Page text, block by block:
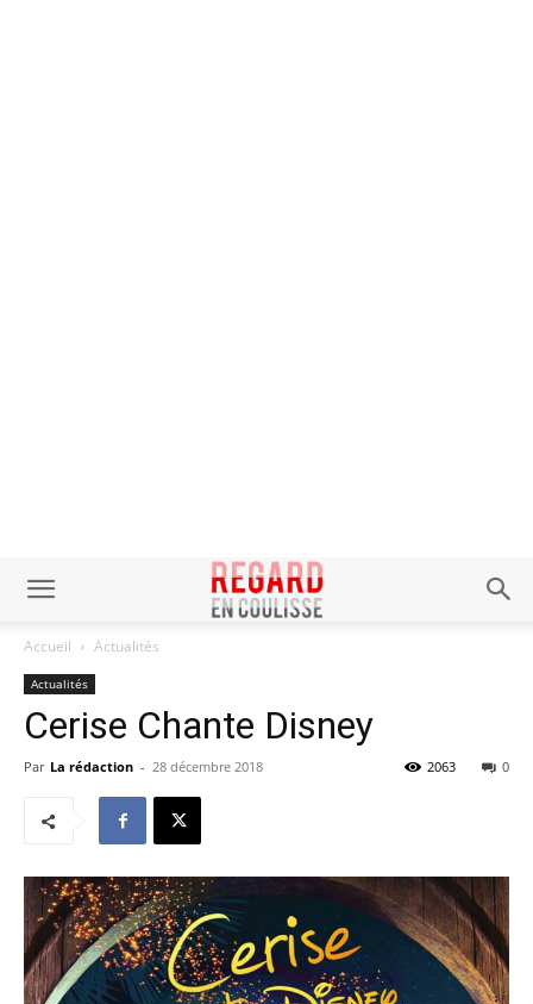
Accueil Actualités
Actualités
Cerise Chante Disney
Par La rédaction - 28 décembre 2018 0
2063